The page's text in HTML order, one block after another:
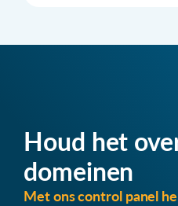
Houd het
domeinen
Met ons control panel